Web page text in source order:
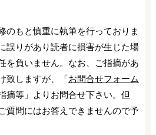
のもと慎重に執筆を行っておりま
誤りがあり読者に損害が生じた場
を負いません。なお、ご指摘があ
致しますが、「お問合せフォーム
摘等」よりお問合せ下さい。但
質問にはお答えできませんので予